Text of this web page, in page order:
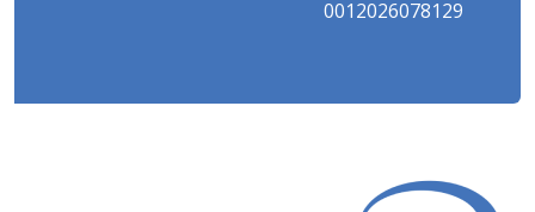
0012026078129